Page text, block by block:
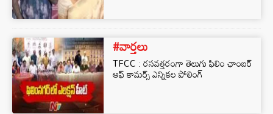
#వార్తలు
TFCC : రసవత్తరంగా తెలుగు ఫిలిం ఛాంబర్
ఆఫ్ కామర్స్ ఎన్నికల పోలింగ్